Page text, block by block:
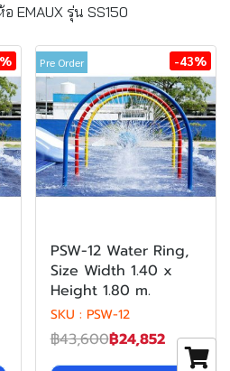
EMAUX รุ่น SS150
Pre Order -43%
PSW-12 Water Ring,
Size Width 1.40 x
Height 1.80 m.
SKU : PSW-12
฿43,600฿24,852